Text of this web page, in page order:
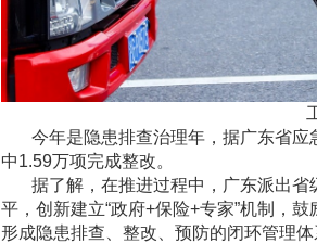
今年是隐患排查治理年，据广东省
中1.59万项完成整改。
据了解，在推进过程中，广东派出省
平，创新建立“政府+保险+专家”机制，
形成隐患排查、整改、预防的闭环管理体